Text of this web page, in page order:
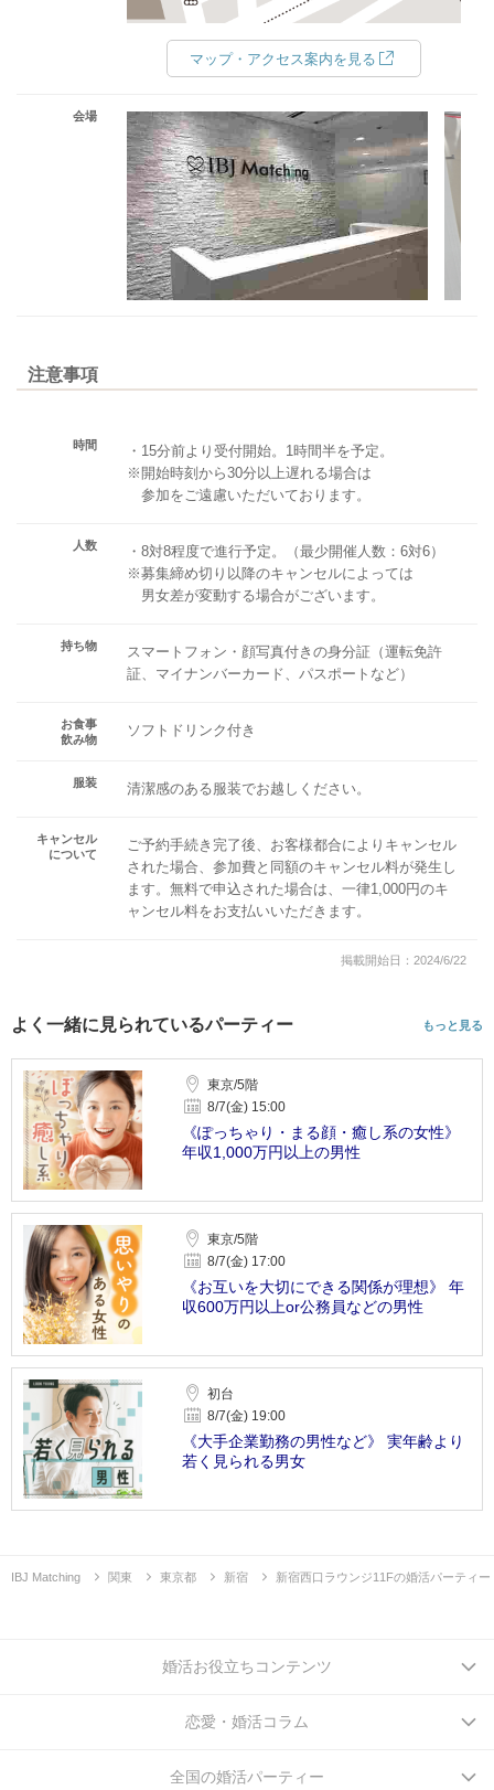
マップ・アクセス案内を見る
会場
注意事項
時間
・15分前より受付開始。1時間半を予定。
※開始時刻から30分以上遅れる場合は
参加をご遠慮いただいております。
人数
・8対8程度で進行予定。（最少開催人数：6対6）
※募集締め切り以降のキャンセルによっては
男女差が変動する場合がございます。
持ち物
スマートフォン・顔写真付きの身分証（運転免許
証、マイナンバーカード、パスポートなど）
お食事
飲み物
ソフトドリンク付き
服装 清潔感のある服装でお越しください。
キャンセル
について
ご予約手続き完了後、お客様都合によりキャンセル
された場合、参加費と同額のキャンセル料が発生し
ます。無料で申込された場合は、一律1,000円のキ
ャンセル料をお支払いいただきます。
掲載開始日：2024/6/22
よく一緒に見られているパーティー もっと見る
東京/5階
8/7(金) 15:00
《ぽっちゃり・まる顔・癒し系の女性》
年収1,000万円以上の男性
東京/5階
8/7(金) 17:00
《お互いを大切にできる関係が理想》 年
収600万円以上or公務員などの男性
初台
8/7(金) 19:00
《大手企業勤務の男性など》 実年齢より
若く見られる男女
IBJ Matching 関東 東京都 新宿 新宿西口ラウンジ11Fの婚活パーティー
婚活お役立ちコンテンツ
恋愛・婚活コラム
全国の婚活パーティー